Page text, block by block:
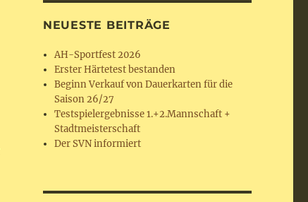
NEUESTE BEITRÄGE
AH-Sportfest 2026
Erster Härtetest bestanden
Beginn Verkauf von Dauerkarten für die
Saison 26/27
Testspielergebnisse 1.+2.Mannschaft +
Stadtmeisterschaft
Der SVN informiert